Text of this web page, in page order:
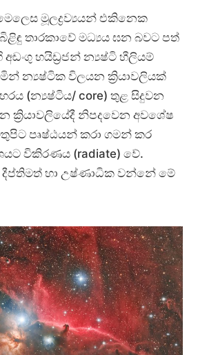
මූලද්‍රව්‍යයන් එකිනෙක
තාරකාවේ මධ්‍යය ඝන බවට පත්
හයිඩ්‍රජන් න්‍යෂ්ටි හීලියම්
න්‍යෂ්ටික විලයන ක්‍රියාවලියක්
(න්‍යෂ්ටිය/ core) තුළ සිදුවන
ක්‍රියාවලියේදී නිපදවෙන අවශේෂ
පෘෂ්ඨයන් කරා ගමන් කර
විකිරණය (radiate) වේ.
දීප්තිමත් හා උෂ්ණාධික වන්නේ මේ